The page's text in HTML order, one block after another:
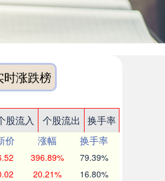
时涨跌榜
股流入 个股流出
换手率
价 涨幅
换手率
396.89% 79.39%
20.21% 16.80%